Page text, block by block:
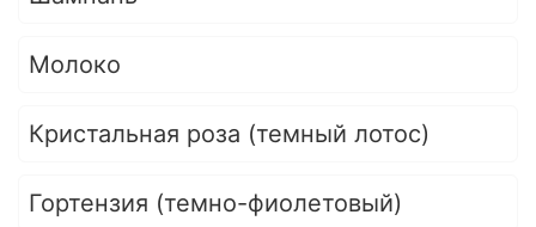
Молоко
Кристальная роза (темный лотос)
Гортензия (темно-фиолетовый)